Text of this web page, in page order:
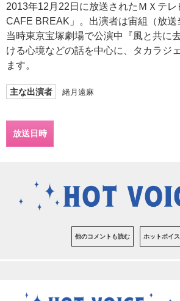
2013年12月22日に放送されたＭＸテ
CAFE BREAK」。出演者は宙組（放送
当時東京宝塚劇場で公演中『風と共に
ける心境などの話を中心に、タカラジ
ます。
主な出演者 緒月遠麻
放送日時
他のコメントも読む ホットボイ